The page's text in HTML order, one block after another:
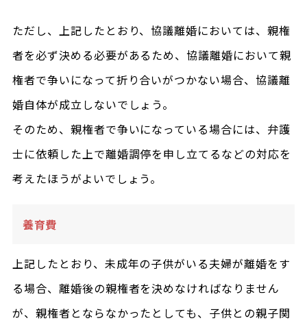
ただし、上記したとおり、協議離婚においては、親権
者を必ず決める必要があるため、協議離婚において親
権者で争いになって折り合いがつかない場合、協議離
婚自体が成立しないでしょう。
そのため、親権者で争いになっている場合には、弁護
士に依頼した上で離婚調停を申し立てるなどの対応を
考えたほうがよいでしょう。
養育費
上記したとおり、未成年の子供がいる夫婦が離婚をす
る場合、離婚後の親権者を決めなければなりません
が、親権者とならなかったとしても、子供との親子関